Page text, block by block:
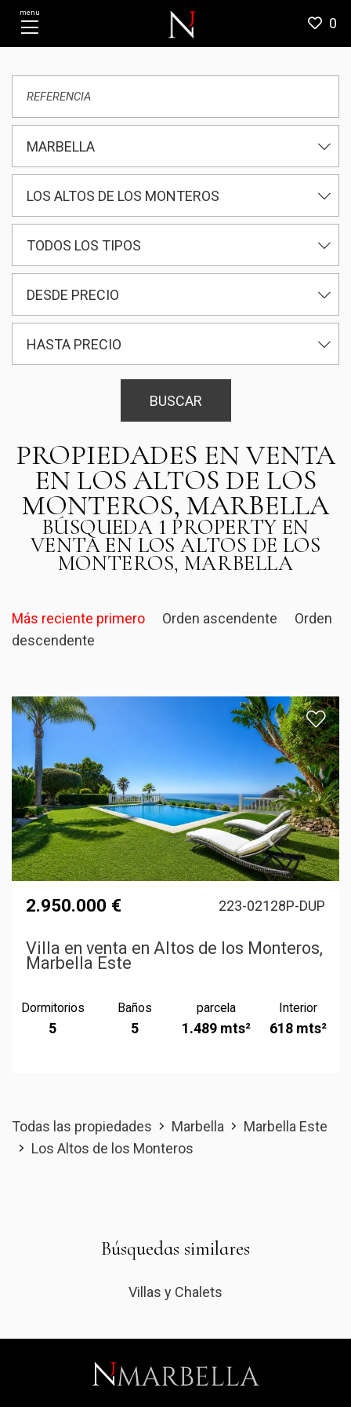
menu
0
MARBELLA
LOS ALTOS DE LOS MONTEROS
TODOS LOS TIPOS
DESDE PRECIO
HASTA PRECIO
BUSCAR
PROPIEDADES EN VENTA
EN LOS ALTOS DE LOS
MONTEROS, MARBELLA
BÚSQUEDA 1 PROPERTY EN
VENTA EN LOS ALTOS DE LOS
MONTEROS, MARBELLA
Más reciente primero Orden ascendente
Orden
descendente
2.950.000 € 223-02128P-DUP
Villa en venta en Altos de los Monteros,
Marbella Este
Dormitorios
5
Baños
5
parcela
1.489 mts²
Interior
618 mts²
Todas las propiedades Marbella
Marbella Este
Los Altos de los Monteros
Búsquedas similares
Villas y Chalets